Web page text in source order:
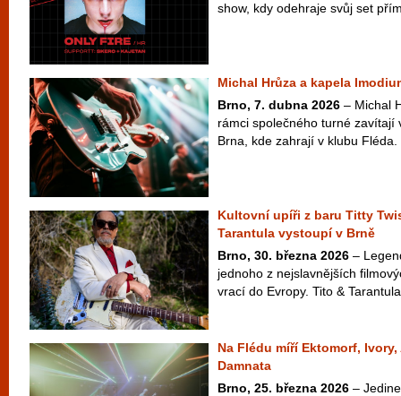
show, kdy odehraje svůj set
Michal Hrůza a kapela
Brno, 7. dubna 2026 – Michal
rámci společného turné zavítají
Brna, kde zahrají v klubu
Kultovní upíři z baru Titty
Tarantula vystoupí v Brně
Brno, 30. března 2026 –
jednoho z nejslavnějších
vrací do Evropy. Tito &
Na Flédu míří Ektomorf,
Damnata
Brno, 25. března 2026 –